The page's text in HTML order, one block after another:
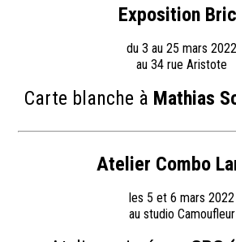
Exposition
du 3 au 25 mars 2022
au 34 rue Aristote
Carte blanche à Mathias
Atelier Combo
les 5 et 6 mars 2022
au studio Camoufleur